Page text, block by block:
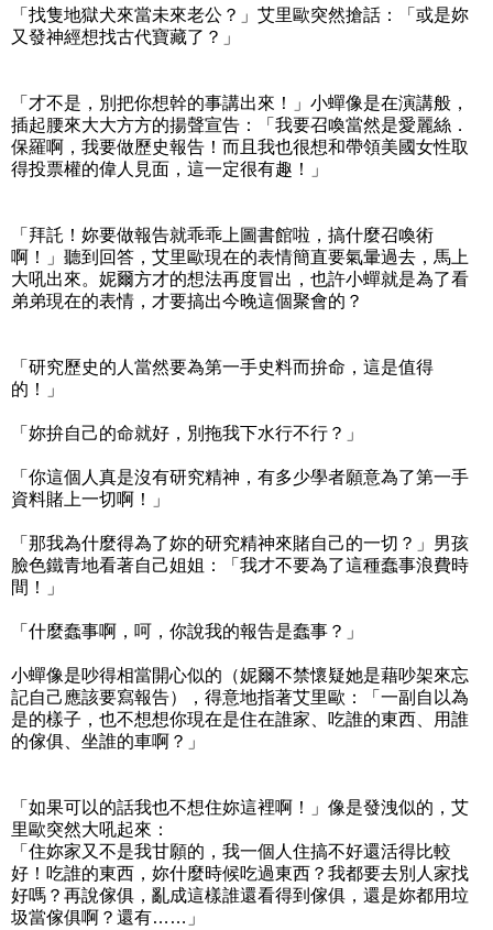
「找隻地獄犬來當未來老公？」艾里歐突然搶話：「或是妳
又發神經想找古代寶藏了？」
「才不是，別把你想幹的事講出來！」小蟬像是在演講般，
插起腰來大大方方的揚聲宣告：「我要召喚當然是愛麗絲．
保羅啊，我要做歷史報告！而且我也很想和帶領美國女性取
得投票權的偉人見面，這一定很有趣！」
「拜託！妳要做報告就乖乖上圖書館啦，搞什麼召喚術
啊！」聽到回答，艾里歐現在的表情簡直要氣暈過去，馬上
大吼出來。妮爾方才的想法再度冒出，也許小蟬就是為了看
弟弟現在的表情，才要搞出今晚這個聚會的？
「研究歷史的人當然要為第一手史料而拚命，這是值得
的！」
「妳拚自己的命就好，別拖我下水行不行？」
「你這個人真是沒有研究精神，有多少學者願意為了第一手
資料賭上一切啊！」
「那我為什麼得為了妳的研究精神來賭自己的一切？」男孩
臉色鐵青地看著自己姐姐：「我才不要為了這種蠢事浪費時
間！」
「什麼蠢事啊，呵，你說我的報告是蠢事？」
小蟬像是吵得相當開心似的（妮爾不禁懷疑她是藉吵架來忘
記自己應該要寫報告），得意地指著艾里歐：「一副自以為
是的樣子，也不想想你現在是住在誰家、吃誰的東西、用誰
的傢俱、坐誰的車啊？」
「如果可以的話我也不想住妳這裡啊！」像是發洩似的，艾
里歐突然大吼起來：
「住妳家又不是我甘願的，我一個人住搞不好還活得比較
好！吃誰的東西，妳什麼時候吃過東西？我都要去別人家找
好嗎？再說傢俱，亂成這樣誰還看得到傢俱，還是妳都用垃
圾當傢俱啊？還有……」